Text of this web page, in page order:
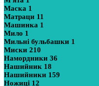
Маска 1
Матраци 11
Машинка 1
Мило 1
Мильні бульбашки 1
Миски 210
Намордники 36
Нашийник 18
Нашийники 159
Ножиці 12